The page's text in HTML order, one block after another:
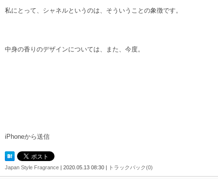
私にとって、シャネルというのは、そういうことの象徴です。
中身の香りのデザインについては、また、今度。
iPhoneから送信
Japan Style Fragrance | 2020.05.13 08:30 | トラックバック(0)